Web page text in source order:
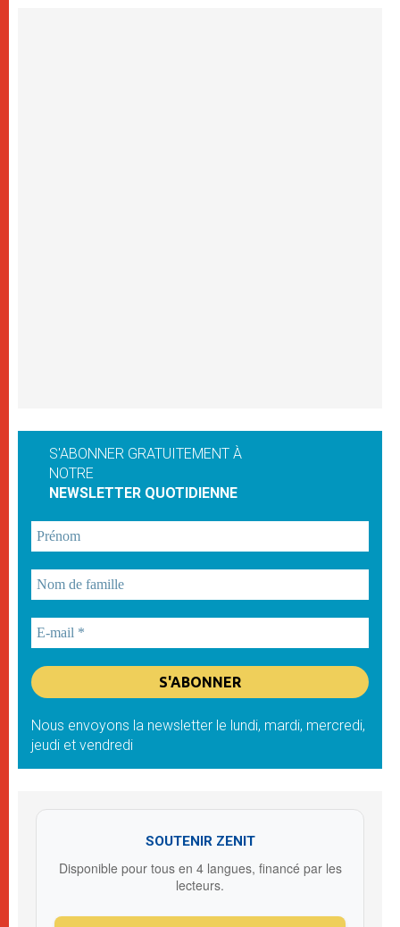
S'ABONNER GRATUITEMENT À
NOTRE
NEWSLETTER QUOTIDIENNE
Nous envoyons la newsletter le lundi, mardi, mercredi,
jeudi et vendredi
SOUTENIR ZENIT
Disponible pour tous en 4 langues, financé par les
lecteurs.